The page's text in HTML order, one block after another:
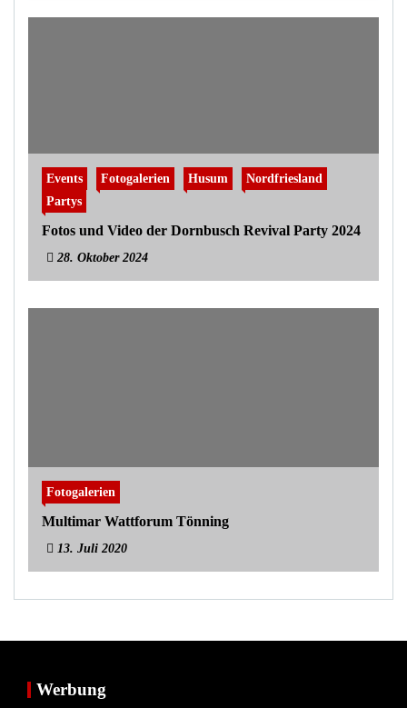
Events Fotogalerien Husum
Nordfriesland
Partys
Fotos und Video der Dornbusch Revival Party 2024
28. Oktober 2024
Fotogalerien
Multimar Wattforum Tönning
13. Juli 2020
Werbung